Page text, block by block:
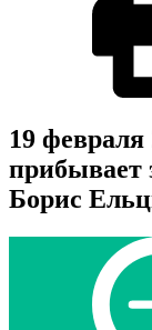
19 февраля
прибывает
Борис